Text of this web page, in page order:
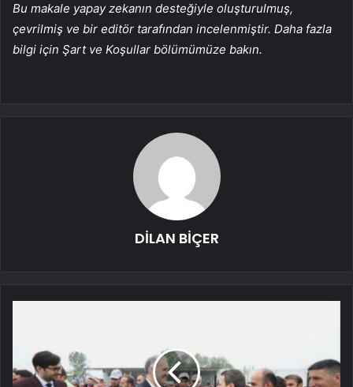
Bu makale yapay zekanın desteğiyle oluşturulmuş,
çevrilmiş ve bir editör tarafından incelenmiştir. Daha fazla
bilgi için Şart ve Koşullar bölümümüze bakın.
DİLAN BİÇER